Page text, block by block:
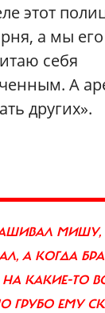
этот
а мы
себя
А
других».
МИШУ,
А КОГДА
НА КАКИЕ-ТО
ГРУБО ЕМУ